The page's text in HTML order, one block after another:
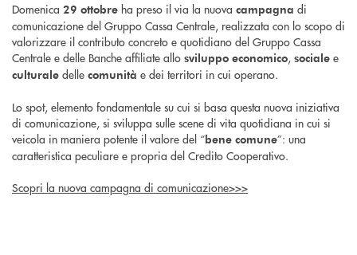
Domenica 29 ottobre ha preso il via la nuova campagna di
comunicazione del Gruppo Cassa Centrale, realizzata con lo scopo di
valorizzare il contributo concreto e quotidiano del Gruppo Cassa
Centrale e delle Banche affiliate allo sviluppo economico, sociale e
culturale delle comunità e dei territori in cui operano.
Lo spot, elemento fondamentale su cui si basa questa nuova iniziativa
di comunicazione, si sviluppa sulle scene di vita quotidiana in cui si
veicola in maniera potente il valore del “bene comune”: una
caratteristica peculiare e propria del Credito Cooperativo.
Scopri la nuova campagna di comunicazione>>>